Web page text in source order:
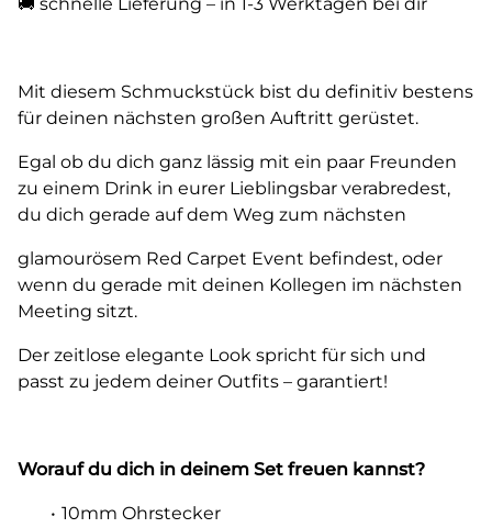
Mit diesem Schmuckstück bist du definitiv bestens
für deinen nächsten großen Auftritt gerüstet.
Egal ob du dich ganz lässig mit ein paar Freunden
zu einem Drink in eurer Lieblingsbar verabredest,
du dich gerade auf dem Weg zum nächsten
glamourösem Red Carpet Event befindest, oder
wenn du gerade mit deinen Kollegen im nächsten
Meeting sitzt.
Der zeitlose elegante Look spricht für sich und
passt zu jedem deiner Outfits – garantiert!
Worauf du dich in deinem Set freuen kannst?
10mm Ohrstecker